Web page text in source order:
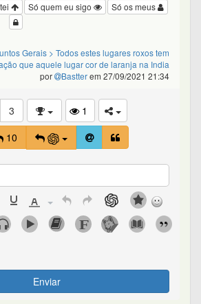
Só os meus
Só quem eu sigo
Gerais > Todos estes lugares roxos tem
que aquele lugar cor de laranja na India
por
Bastterem 27/09/2021 21:34
3
1
10
Enviar